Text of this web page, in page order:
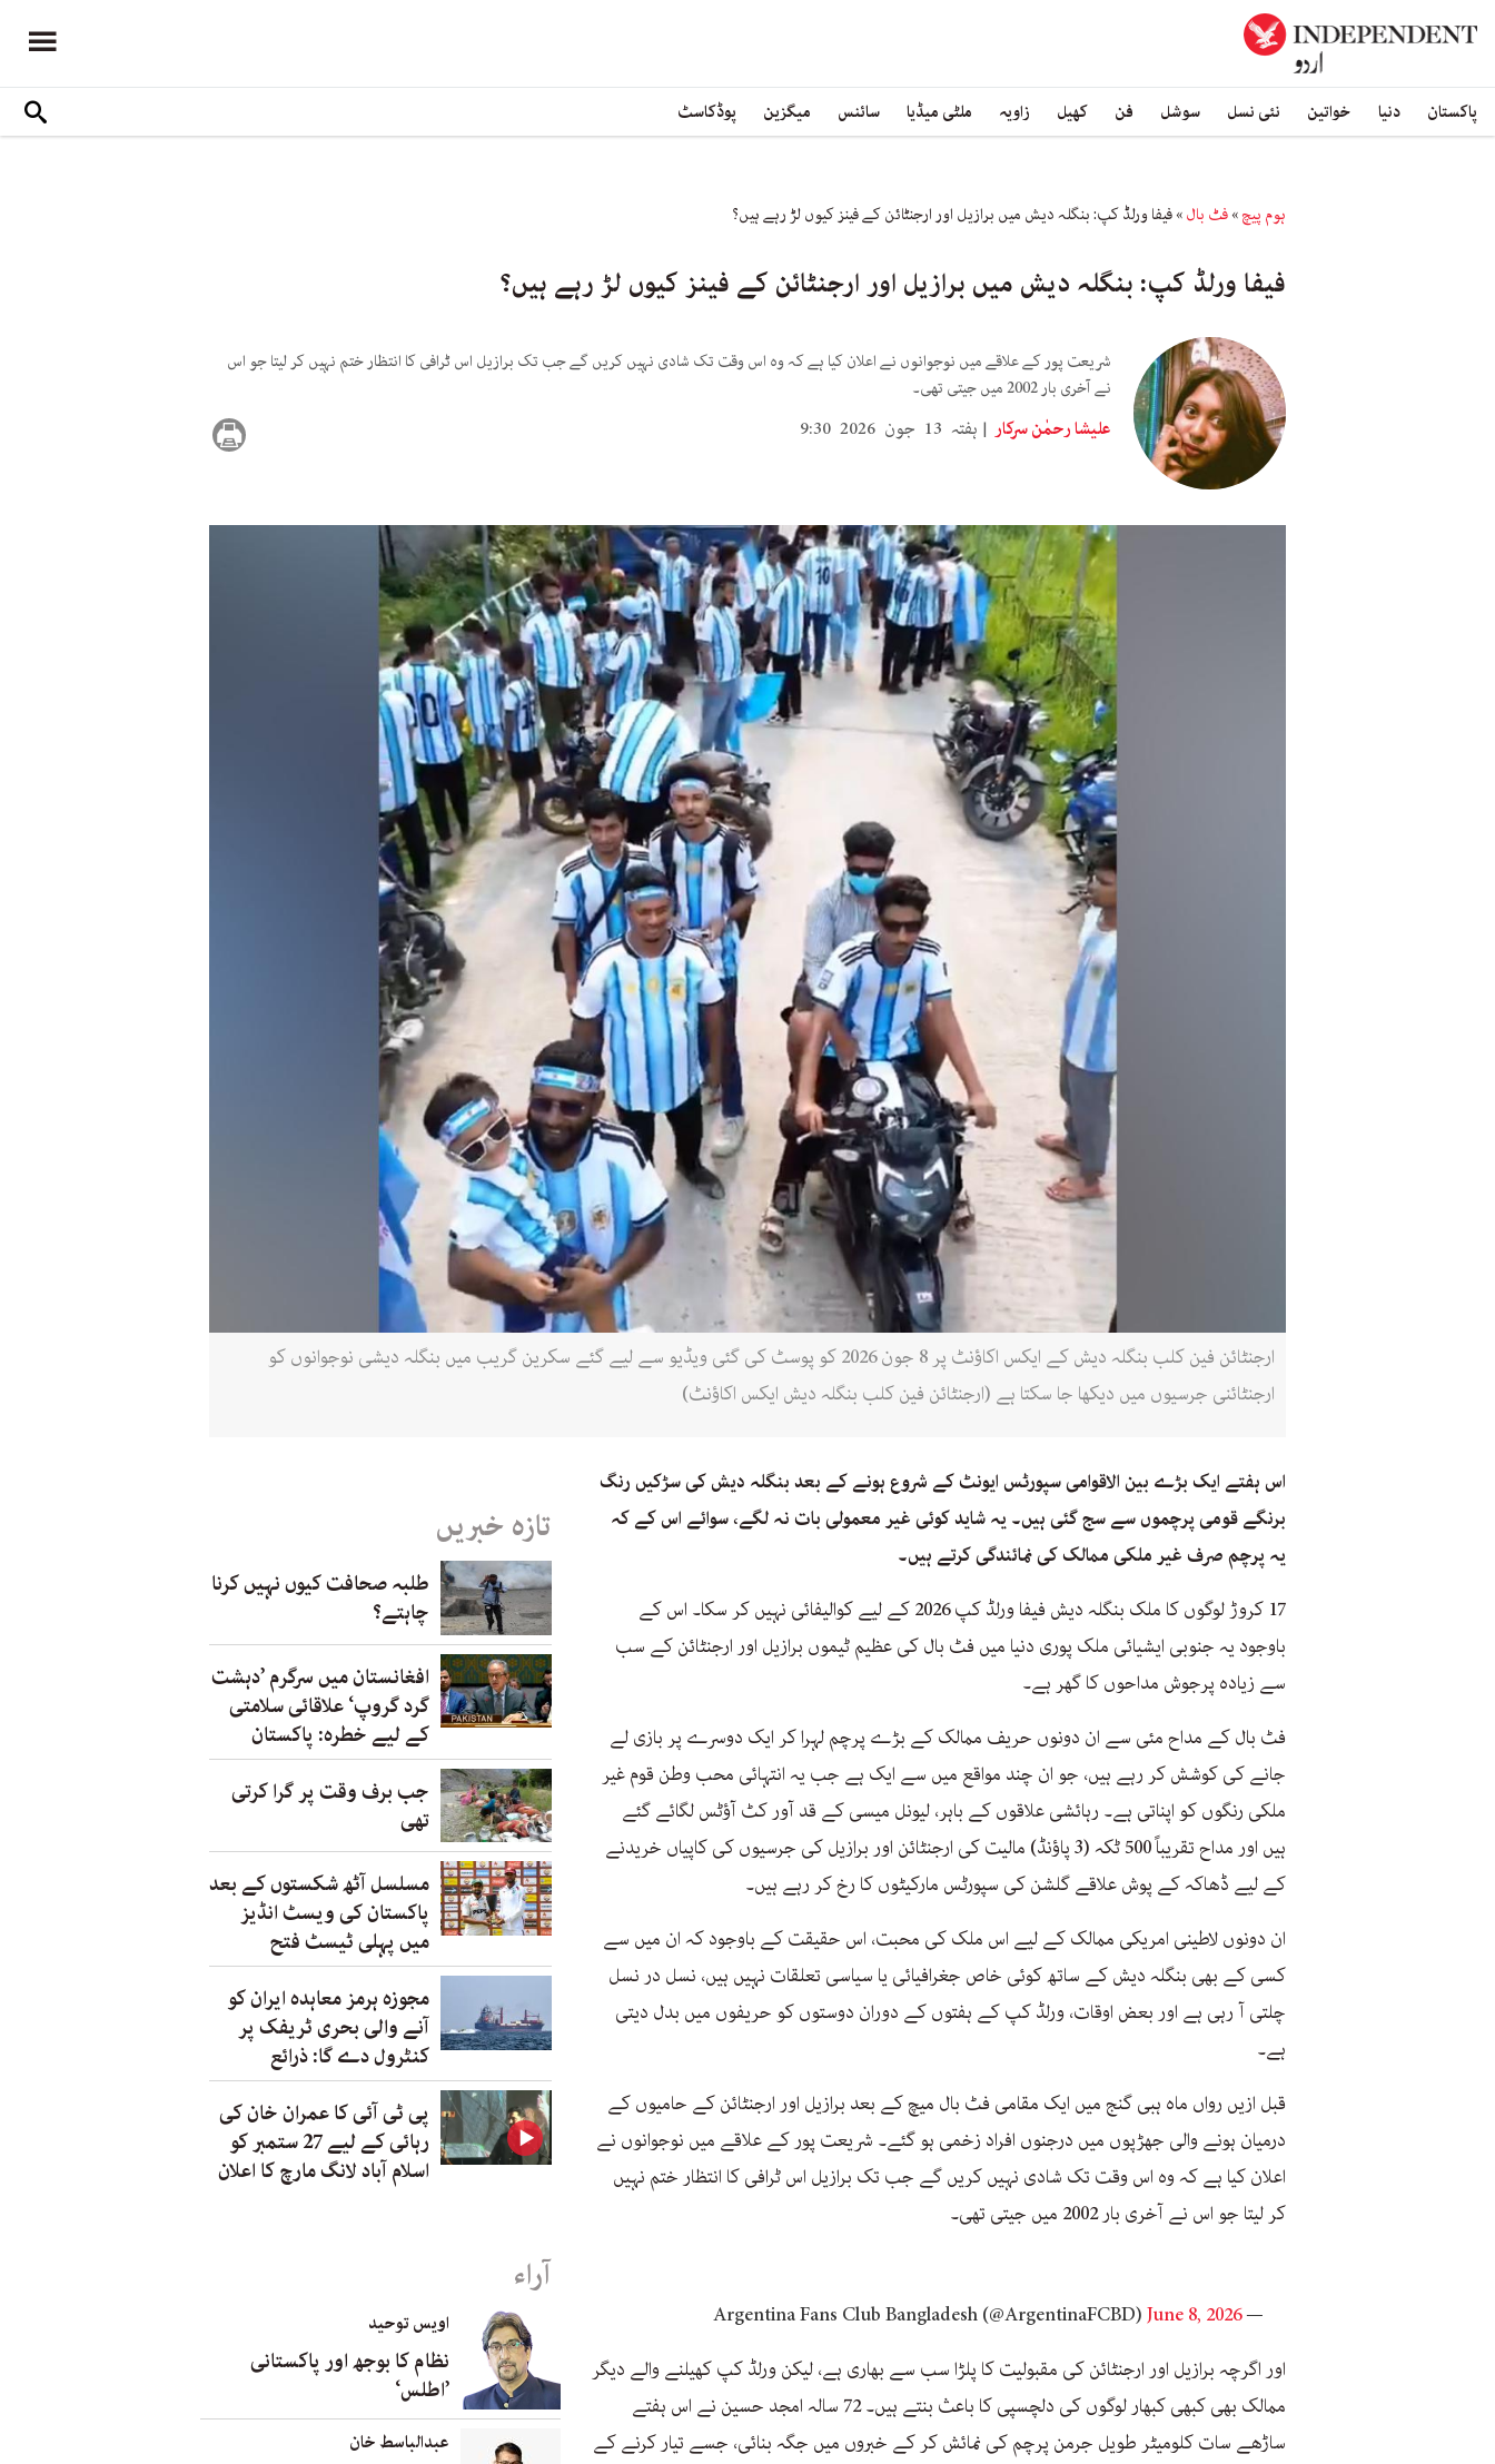
پاکستان دنیا خواتین نئی نسل سوشل فن کھیل زاویہ ملٹی میڈیا سائنس میگزین پوڈکاسٹ
ہوم پیچ»فٹ بال»فیفا ورلڈ کپ: بنگلہ دیش میں برازیل اور ارجنٹائن کے فینز کیوں لڑ رہے ہیں؟
فیفا ورلڈ کپ: بنگلہ دیش میں برازیل اور ارجنٹائن کے فینز کیوں لڑ رہے ہیں؟
شریعت پور کے علاقے میں نوجوانوں نے اعلان کیا ہے کہ وہ اس وقت تک شادی نہیں کریں گے جب تک برازیل اس ٹرافی کا انتظار ختم نہیں کر لیتا جو اس
نے آخری بار 2002 میں جیتی تھی۔
علیشا رحمٰن سرکار ہفتہ 13 جون 2026 9:30
ارجنٹائن فین کلب بنگلہ دیش کے ایکس اکاؤنٹ پر 8 جون 2026 کو پوسٹ کی گئی ویڈیو سے لیے گئے سکرین گریب میں بنگلہ دیشی نوجوانوں کو
ارجنٹائنی جرسیوں میں دیکھا جا سکتا ہے (ارجنٹائن فین کلب بنگلہ دیش ایکس اکاؤنٹ)
اس ہفتے ایک بڑے بین الاقوامی سپورٹس ایونٹ کے شروع ہونے کے بعد بنگلہ دیش کی سڑکیں رنگ
برنگے قومی پرچموں سے سج گئی ہیں۔ یہ شاید کوئی غیر معمولی بات نہ لگے، سوائے اس کے کہ
یہ پرچم صرف غیر ملکی ممالک کی نمائندگی کرتے ہیں۔
17 کروڑ لوگوں کا ملک بنگلہ دیش فیفا ورلڈ کپ 2026 کے لیے کوالیفائی نہیں کر سکا۔ اس کے
باوجود یہ جنوبی ایشیائی ملک پوری دنیا میں فٹ بال کی عظیم ٹیموں برازیل اور ارجنٹائن کے سب
سے زیادہ پرجوش مداحوں کا گھر ہے۔
فٹ بال کے مداح مئی سے ان دونوں حریف ممالک کے بڑے پرچم لہرا کر ایک دوسرے پر بازی لے
جانے کی کوشش کر رہے ہیں، جو ان چند مواقع میں سے ایک ہے جب یہ انتہائی محب وطن قوم غیر
ملکی رنگوں کو اپناتی ہے۔ رہائشی علاقوں کے باہر، لیونل میسی کے قد آور کٹ آؤٹس لگائے گئے
ہیں اور مداح تقریباً 500 ٹکہ (3 پاؤنڈ) مالیت کی ارجنٹائن اور برازیل کی جرسیوں کی کاپیاں خریدنے
کے لیے ڈھاکہ کے پوش علاقے گلشن کی سپورٹس مارکیٹوں کا رخ کر رہے ہیں۔
ان دونوں لاطینی امریکی ممالک کے لیے اس ملک کی محبت، اس حقیقت کے باوجود کہ ان میں سے
کسی کے بھی بنگلہ دیش کے ساتھ کوئی خاص جغرافیائی یا سیاسی تعلقات نہیں ہیں، نسل در نسل
چلتی آ رہی ہے اور بعض اوقات، ورلڈ کپ کے ہفتوں کے دوران دوستوں کو حریفوں میں بدل دیتی
ہے۔
قبل ازیں رواں ماہ ہبی گنج میں ایک مقامی فٹ بال میچ کے بعد برازیل اور ارجنٹائن کے حامیوں کے
درمیان ہونے والی جھڑپوں میں درجنوں افراد زخمی ہو گئے۔ شریعت پور کے علاقے میں نوجوانوں نے
اعلان کیا ہے کہ وہ اس وقت تک شادی نہیں کریں گے جب تک برازیل اس ٹرافی کا انتظار ختم نہیں
کر لیتا جو اس نے آخری بار 2002 میں جیتی تھی۔
— Argentina Fans Club Bangladesh (@ArgentinaFCBD)
June 8, 2026
اور اگرچہ برازیل اور ارجنٹائن کی مقبولیت کا پلڑا سب سے بھاری ہے، لیکن ورلڈ کپ کھیلنے والے دیگر
ممالک بھی کبھی کبھار لوگوں کی دلچسپی کا باعث بنتے ہیں۔ 72 سالہ امجد حسین نے اس ہفتے
ساڑھے سات کلومیٹر طویل جرمن پرچم کی نمائش کر کے خبروں میں جگہ بنائی، جسے تیار کرنے کے
تازہ خبریں
طلبہ صحافت کیوں نہیں کرنا
چاہتے؟
افغانستان میں سرگرم ’دہشت
گرد گروپ‘ علاقائی سلامتی
کے لیے خطرہ: پاکستان
جب برف وقت پر گرا کرتی
تھی
مسلسل آٹھ شکستوں کے بعد
پاکستان کی ویسٹ انڈیز
میں پہلی ٹیسٹ فتح
مجوزہ ہرمز معاہدہ ایران کو
آنے والی بحری ٹریفک پر
کنٹرول دے گا: ذرائع
پی ٹی آئی کا عمران خان کی
رہائی کے لیے 27 ستمبر کو
اسلام آباد لانگ مارچ کا اعلان
آراء
اویس توحید
نظام کا بوجھ اور پاکستانی
’اطلس‘
عبدالباسط خان